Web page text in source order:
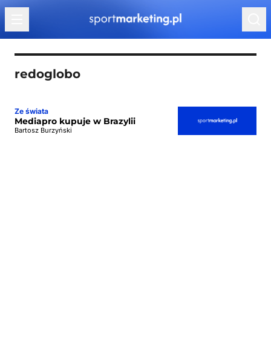
Przejdź do treści
redoglobo
Ze świata
Mediapro kupuje w Brazylii
Bartosz Burzyński